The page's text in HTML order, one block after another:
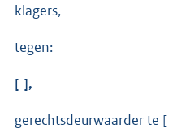
klagers,
tegen:
[ ],
gerechtsdeurwaarder te